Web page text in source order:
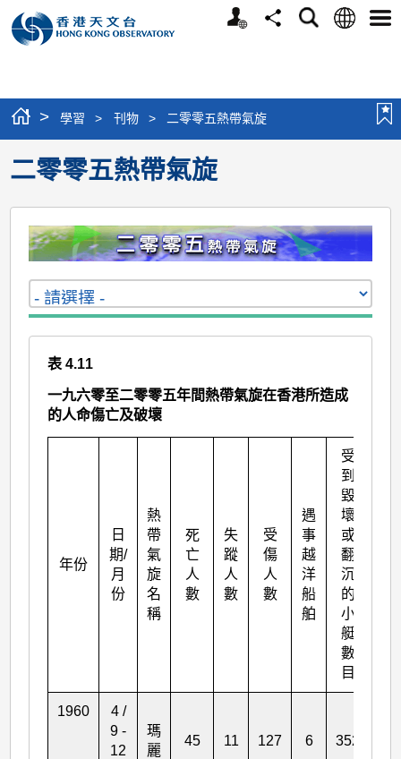
個
分
搜
語
選
> 學習 > 刊物 > 二零零五熱帶氣旋
二零零五熱帶氣旋
表 4.11
一九六零至二零零五年間熱帶氣旋在香港所造成
的人命傷亡及破壞
年份
日
期/
月
份
熱
帶
氣
旋
名
稱
死
亡
人
數
失
蹤
人
數
受
傷
人
數
遇
事
越
洋
船
舶
受
到
毀
壞
或
翻
沉
的
小
艇
數
目
1960
4 /
9 -
12
瑪
麗
45 11 127 6 352